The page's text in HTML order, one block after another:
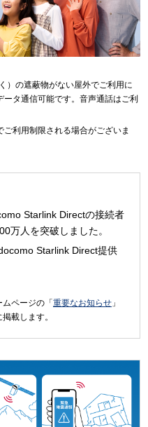
）の遮蔽物がない屋外でご利用に
タ通信可能です。音声通話はご利
利用制限される場合がございま
Starlink Directの接続者
万人を突破しました。
Starlink Direct提供
ページの「 重要なお知らせ 」
掲載します。